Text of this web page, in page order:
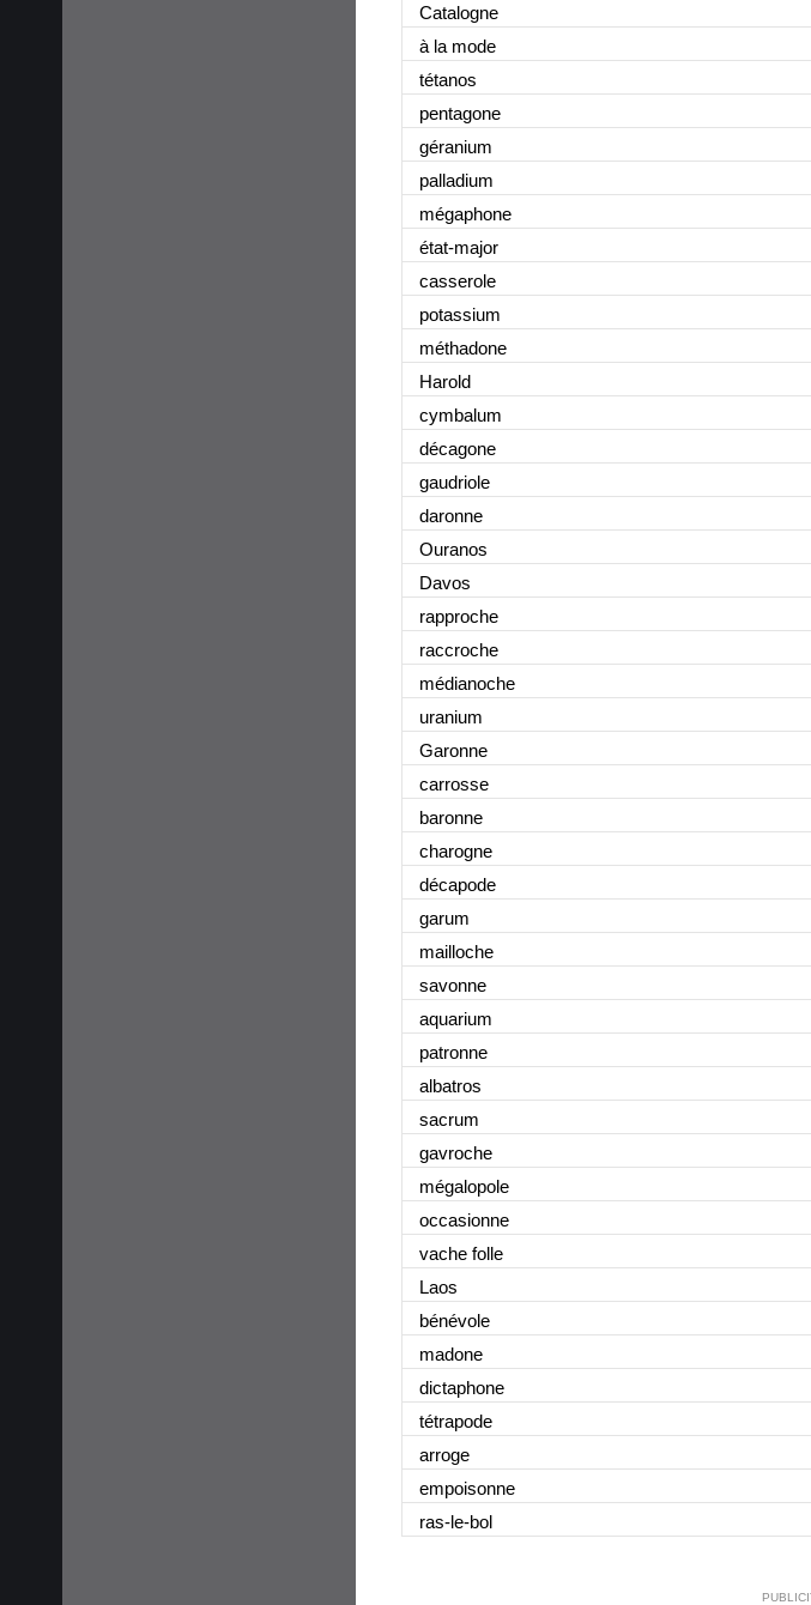
Catalogne
à la mode
tétanos
pentagone
géranium
palladium
mégaphone
état-major
casserole
potassium
méthadone
Harold
cymbalum
décagone
gaudriole
daronne
Ouranos
Davos
rapproche
raccroche
médianoche
uranium
Garonne
carrosse
baronne
charogne
décapode
garum
mailloche
savonne
aquarium
patronne
albatros
sacrum
gavroche
mégalopole
occasionne
vache folle
Laos
bénévole
madone
dictaphone
tétrapode
arroge
empoisonne
ras-le-bol